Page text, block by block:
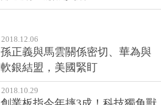
孫正義與馬雲關係密切、華為與
軟銀結盟，美國緊盯
2018.10.29
創業板指今年摔3成！科技獨角獸